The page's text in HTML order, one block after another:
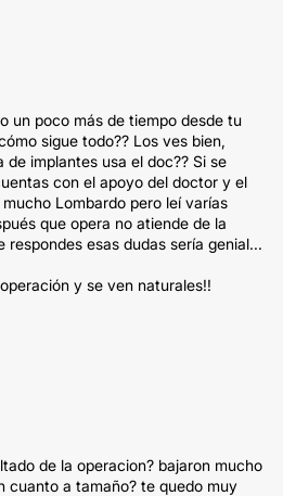
un poco más de tiempo desde tu
sigue todo?? Los ves bien,
implantes usa el doc?? Si se
con el apoyo del doctor y el
Lombardo pero leí varías
que opera no atiende de la
respondes esas dudas sería genial...
y se ven naturales!!
de la operacion? bajaron mucho
cuanto a tamaño? te quedo muy